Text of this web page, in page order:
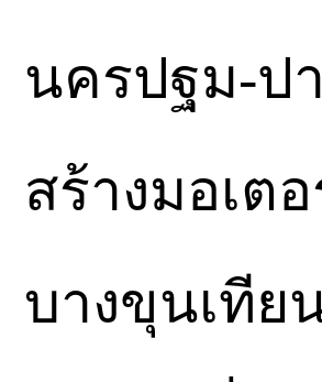
นครปฐม-ป
สร้างมอเต
บางขุนเทีย